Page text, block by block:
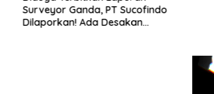
Surveyor Ganda, PT Sucofindo
Dilaporkan! Ada Desakan